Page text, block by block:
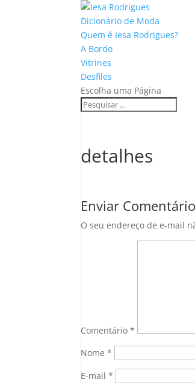
Dicionário de Moda
Quem é Iesa Rodrigues?
A Bordo
Vitrines
Desfiles
Escolha uma Página
detalhes
Enviar Comentário
O seu endereço de e-mail
Comentário*
Nome*
E-mail*